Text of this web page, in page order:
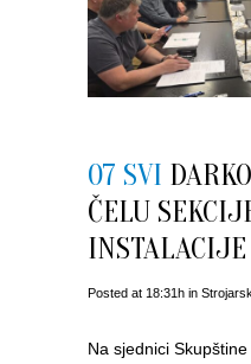
07 SVI
ČELU
INSTALACIJE
Posted at 18:31h in
Na sjednici